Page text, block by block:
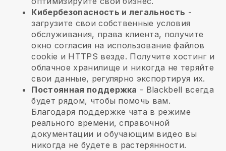
Кибербезопасность и легальность -
загрузите свои собственные условия
обслуживания, права клиента, получите
окно согласия на использование файлов
cookie и HTTPS везде. Получите хостинг и
облачное хранилище и никогда не теряйте
свои данные, регулярно экспортируя их.
Постоянная поддержка - Blackbell всегда
будет рядом, чтобы помочь вам.
Благодаря поддержке чата в режиме
реального времени, справочной
документации и обучающим видео вы
никогда не будете в растерянности.